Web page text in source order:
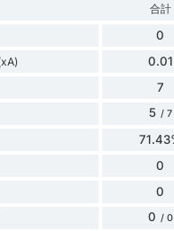
合計
0
0.01
7
5 / 7
0
0
0 / 0